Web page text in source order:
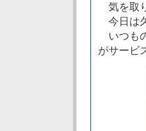
気を取
今日は
いつも
がサービ